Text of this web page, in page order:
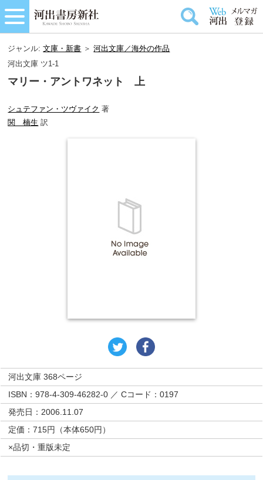
ジャンル:文庫・新書 ＞河出文庫／海外の作品
河出文庫 ツ1-1
マリー・アントワネット 上
シュテファン・ツヴァイク 著
関 楠生 訳
河出文庫 368ページ
ISBN：978-4-309-46282-0 ／ Cコード：0197
発売日：2006.11.07
定価：715円（本体650円）
×品切・重版未定